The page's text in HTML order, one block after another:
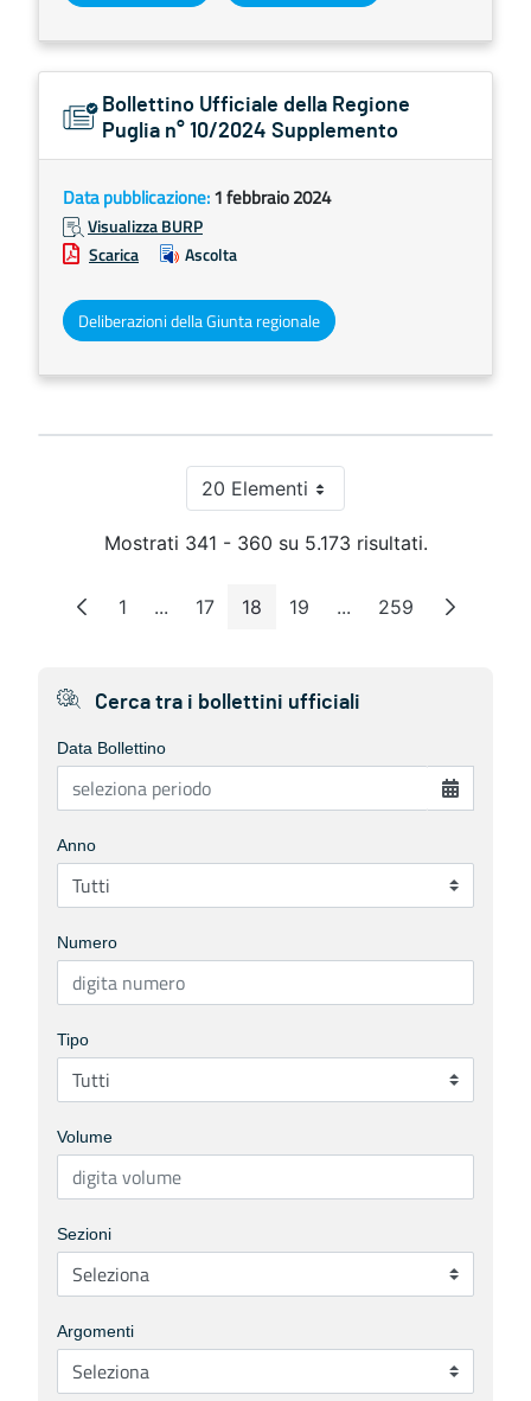
Bollettino Ufficiale della Regione
Puglia n° 10/2024 Supplemento
Data pubblicazione:1 febbraio 2024
Visualizza BURP
Scarica
Ascolta
Deliberazioni della Giunta regionale
20 ElementiPer pagina
Mostrati 341 - 360 su 5.173 risultati.
Pagina
1 ...Pagine intermedie
Pagina
17 Pagina
18 Pagina
19 ...Pagine intermedie
Pagina
259
Cerca tra i bollettini ufficiali
Data Bollettino
Anno
Numero
Tipo
Volume
Sezioni
Argomenti